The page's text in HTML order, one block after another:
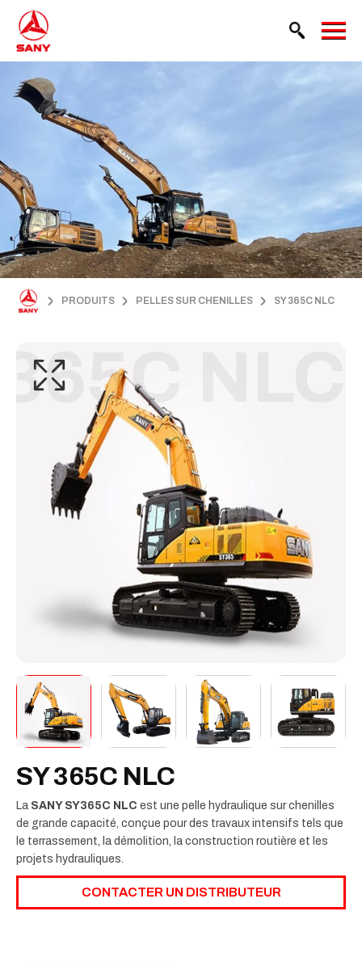
PRODUITS PELLES SUR CHENILLES SY 365C NLC
SY 365C NLC
La SANY SY365C NLC est une pelle hydraulique sur chenilles
de grande capacité, conçue pour des travaux intensifs tels que
le terrassement, la démolition, la construction routière et les
projets hydrauliques.
CONTACTER UN DISTRIBUTEUR